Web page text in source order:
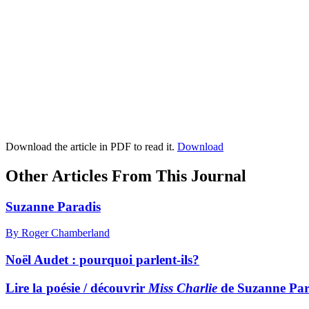
Download the article in PDF to read it. Download
Other Articles From This Journal
Suzanne Paradis
By Roger Chamberland
Noël Audet : pourquoi parlent-ils?
Lire la poésie / découvrir Miss Charlie de Suzanne